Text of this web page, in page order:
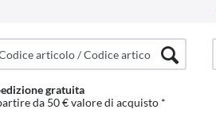
gratuita
da 50 € valore di acquisto *